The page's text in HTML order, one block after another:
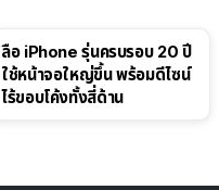
ลือ iPhone รุ่นครบรอบ 20 ปี
ใช้หน้าจอใหญ่ขึ้น พร้อมดีไซน์
ไร้ขอบโค้งทั้งสี่ด้าน